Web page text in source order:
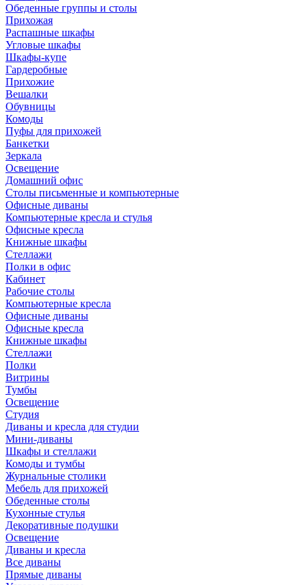
Обеденные группы и столы
Прихожая
Распашные шкафы
Угловые шкафы
Шкафы-купе
Гардеробные
Прихожие
Вешалки
Обувницы
Комоды
Пуфы для прихожей
Банкетки
Зеркала
Освещение
Домашний офис
Столы письменные и компьютерные
Офисные диваны
Компьютерные кресла и стулья
Офисные кресла
Книжные шкафы
Стеллажи
Полки в офис
Кабинет
Рабочие столы
Компьютерные кресла
Офисные диваны
Офисные кресла
Книжные шкафы
Стеллажи
Полки
Витрины
Тумбы
Освещение
Студия
Диваны и кресла для студии
Мини-диваны
Шкафы и стеллажи
Комоды и тумбы
Журнальные столики
Мебель для прихожей
Обеденные столы
Кухонные стулья
Декоративные подушки
Освещение
Диваны и кресла
Все диваны
Прямые диваны